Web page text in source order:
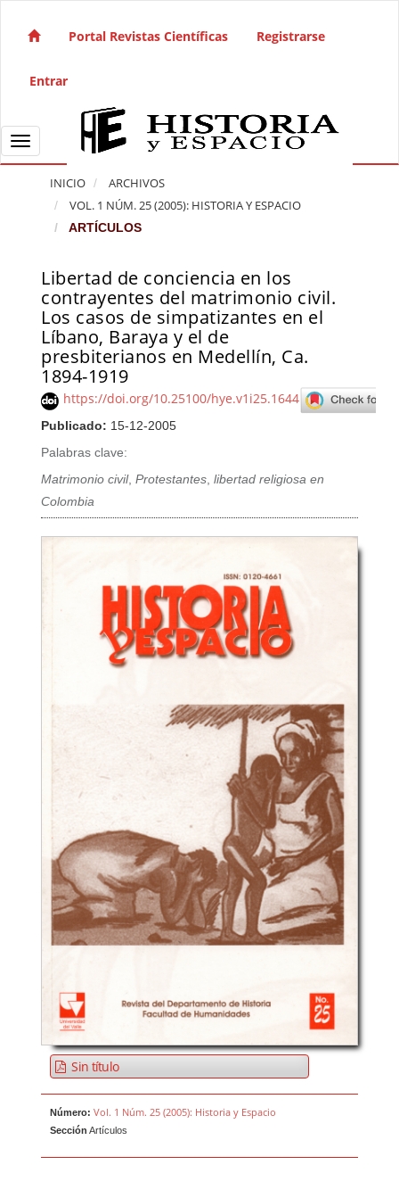
Navegación principal
Barra lateral
Portal Revistas Científicas Registrarse
Entrar
Toggle navigation
INICIO
ARCHIVOS
VOL. 1 NÚM. 25 (2005): HISTORIA Y ESPACIO
ARTÍCULOS
Libertad de conciencia en los
contrayentes del matrimonio civil.
Los casos de simpatizantes en el
Líbano, Baraya y el de
presbiterianos en Medellín, Ca.
1894-1919
https://doi.org/10.25100/hye.v1i25.1644
Publicado: 15-12-2005
Palabras clave:
Matrimonio civil,Protestantes,libertad religiosa en
Colombia
Barra lateral del artículo
Sin título
Número: Vol. 1 Núm. 25 (2005): Historia y Espacio
Sección Artículos